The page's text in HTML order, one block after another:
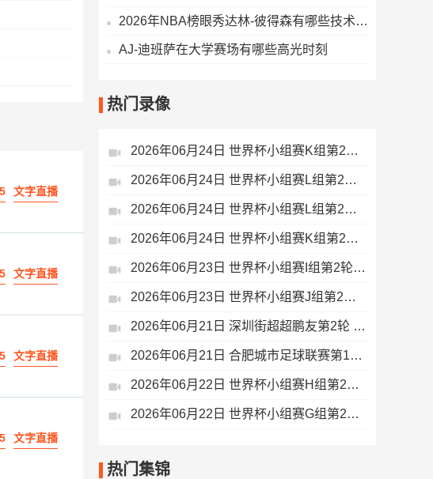
文字直播
文字直播
文字直播
文字直播
2026年NBA榜眼秀达林-彼得森有哪些技术特点
AJ-迪班萨在大学赛场有哪些高光时刻
热门录像
2026年06月24日 世界杯小组赛K组第2轮 哥伦比亚vs民主刚果 全场录像
2026年06月24日 世界杯小组赛L组第2轮 巴拿马vs克罗地亚 全场录像
2026年06月24日 世界杯小组赛L组第2轮 英格兰vs加纳 全场录像
2026年06月24日 世界杯小组赛K组第2轮 葡萄牙vs乌兹别克斯坦 全场录像
2026年06月23日 世界杯小组赛I组第2轮 法国vs伊拉克 全场录像
2026年06月23日 世界杯小组赛J组第2轮 阿根廷vs奥地利 全场录像
2026年06月21日 深圳街超超鹏友第2轮 深圳云南板扎 VS 大湾区湖南人 全场录像
2026年06月21日 合肥城市足球联赛第12轮 高新区 VS 安巢经开区 全场录像
2026年06月22日 世界杯小组赛H组第2轮 乌拉圭vs佛得角 全场录像
2026年06月22日 世界杯小组赛G组第2轮 比利时vs伊朗 全场录像
热门集锦